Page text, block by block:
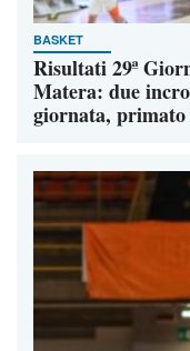
BASKET
Risultati 29ª
Matera: due
giornata,